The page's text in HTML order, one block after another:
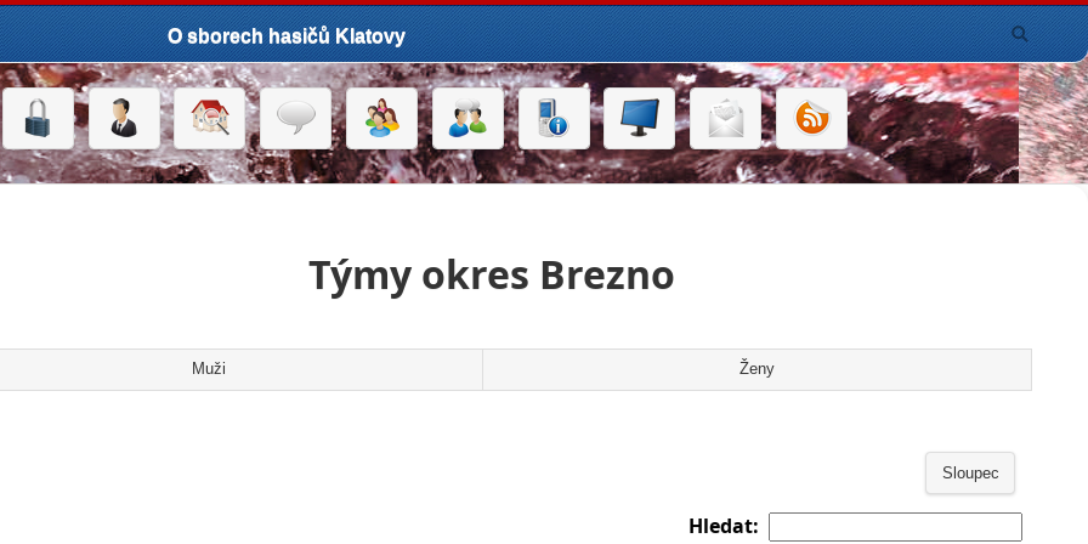
O sborech hasičů Klatovy
Týmy okres Brezno
Muži Ženy
Sloupec
Hledat: